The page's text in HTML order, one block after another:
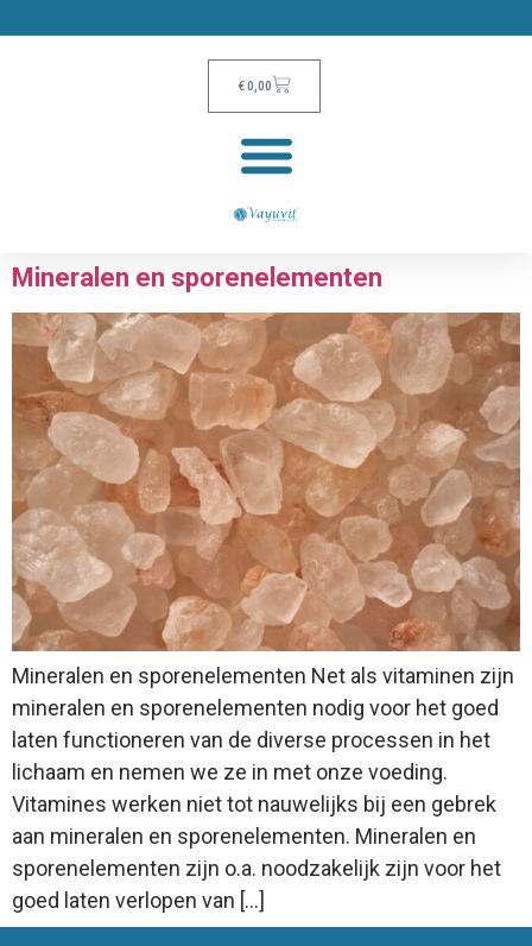
€0,00
Mineralen en sporenelementen
Mineralen en sporenelementen Net als vitaminen zijn
mineralen en sporenelementen nodig voor het goed
laten functioneren van de diverse processen in het
lichaam en nemen we ze in met onze voeding.
Vitamines werken niet tot nauwelijks bij een gebrek
aan mineralen en sporenelementen. Mineralen en
sporenelementen zijn o.a. noodzakelijk zijn voor het
goed laten verlopen van […]